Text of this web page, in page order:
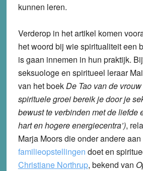
kunnen leren.
Verderop in het artikel komen
het woord bij wie spiritualiteit een
is gaan innemen in hun praktijk.
seksuologe en spiritueel leraar
van het boekDe Tao van de vrouw
spirituele groei bereik je door je
bewust te verbinden met de liefde
hart en hogere energiecentra’),
Marja Moors die onder andere aan
familieopstellingen doet en
Christiane Northrup, bekend van